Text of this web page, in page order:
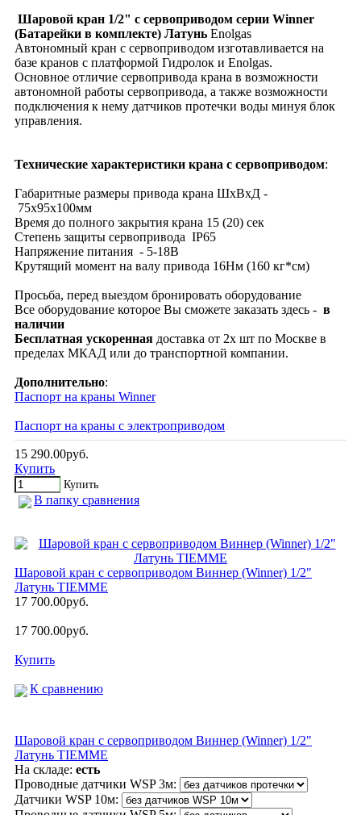
Шаровой кран 1/2" с сервоприводом серии Winner
(Батарейки в комплекте) Латунь Enolgas
Автономный кран с сервоприводом изготавливается на
базе кранов с платформой Гидролок и Enolgas.
Основное отличие сервопривода крана в возможности
автономной работы сервопривода, а также возможности
подключения к нему датчиков протечки воды минуя блок
управления.
Технические характеристики крана с сервоприводом:
Габаритные размеры привода крана ШхВхД -
75х95х100мм
Время до полного закрытия крана 15 (20) сек
Степень защиты сервопривода IP65
Напряжение питания - 5-18В
Крутящий момент на валу привода 16Нм (160 кг*см)
Просьба, перед выездом бронировать оборудование
Все оборудование которое Вы сможете заказать здесь - в
наличии
Бесплатная ускоренная доставка от 2х шт по Москве в
пределах МКАД или до транспортной компании.
Дополнительно:
Паспорт на краны Winner
Паспорт на краны с электроприводом
15 290.00руб.
Купить
Купить
В папку сравнения
Шаровой кран с сервоприводом Виннер (Winner) 1/2"
Латунь TIEMME
17 700.00руб.
17 700.00руб.
Купить
К сравнению
Шаровой кран с сервоприводом Виннер (Winner) 1/2"
Латунь TIEMME
На складе: есть
Проводные датчики WSP 3м:
Датчики WSP 10м: